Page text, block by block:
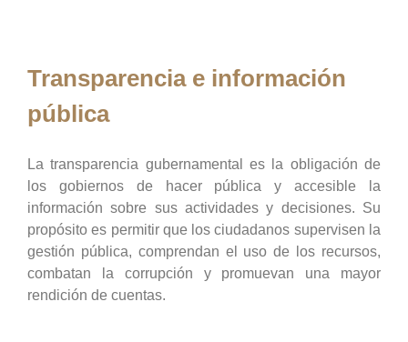
Transparencia e información
pública
La transparencia gubernamental es la obligación de
los gobiernos de hacer pública y accesible la
información sobre sus actividades y decisiones. Su
propósito es permitir que los ciudadanos supervisen la
gestión pública, comprendan el uso de los recursos,
combatan la corrupción y promuevan una mayor
rendición de cuentas.